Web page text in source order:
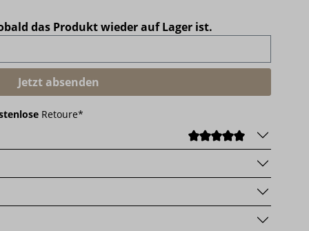
das Produkt wieder auf Lager ist.
Jetzt absenden
Retoure*